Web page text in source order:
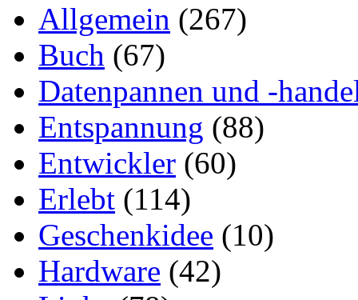
Allgemein (267)
Buch (67)
Datenpannen und -
Entspannung (88)
Entwickler (60)
Erlebt (114)
Geschenkidee (10)
Hardware (42)